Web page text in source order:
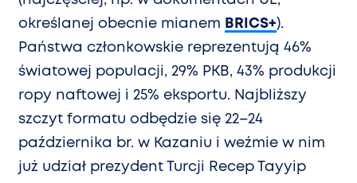
określanej obecnie mianem
BRICS+).
Państwa członkowskie reprezentują 46%
światowej populacji, 29% PKB, 43% produkcji
ropy naftowej i 25% eksportu. Najbliższy
szczyt formatu odbędzie się 22–24
października br. w Kazaniu i weźmie w nim
już udział prezydent Turcji Recep Tayyip